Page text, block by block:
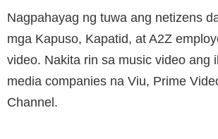
Nagpahayag ng tuwa ang netizens
mga Kapuso, Kapatid, at A2Z
video. Nakita rin sa music video ang
media companies na Viu, Prime
Channel.